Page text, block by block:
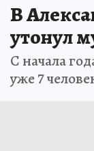
В
утонул
С начала
уже 7